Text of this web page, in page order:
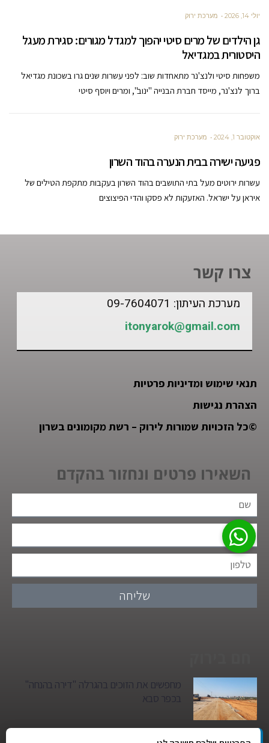
יולי 14, 2026 מערכת ירוק
גן הילדים של מרים סיטי יהפוך למגדל מגורים: סגירת מעגל
היסטורית במגדיאל
משפחות סיטי ולנצ'נר מתאחדות שוב: לפני עשרות שנים גרו בשכונת מגדיאל
ברוך לנצ'נר, מייסד חברת הבנייה "ינוב", ומרים ויוסף סיטי
אוקטובר 1, 2024 מערכת ירוק
פגיעה ישירה בבית הנערה בהוד השרון
עשרות ירוטים מעל בתי התושבים בהוד השרון בעקבות מתקפת הטילים של
איראן על ישראל. האזעקות לא פסקו והדי הפיצוצים
צרו קשר
מערכת העיתון: 09-7604071
itonyarok@gmail.com
תנאי שימוש ומדיניות פרטיות
הצהרת נגישות
©כל הזכויות שמורות לירוק – רשת מקומונים בשרון
השאירו פרטים ונחזור בהקדם
שליחה
מחפשים את הזוכים בהגרלה "דירה בהנחה"
בכפר סבא
גן הילדים של מרים סיטי יהפוך למגדל מגורים: